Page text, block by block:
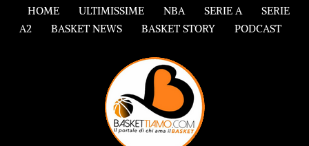
HOME ULTIMISSIME NBA SERIE A
SERIE
A2
BASKET NEWS BASKET STORY PODCAST